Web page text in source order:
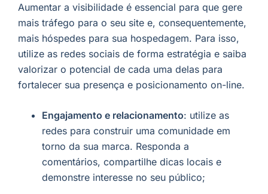
Aumentar a visibilidade é essencial para que gere
mais tráfego para o seu site e, consequentemente,
mais hóspedes para sua hospedagem. Para isso,
utilize as redes sociais de forma estratégia e saiba
valorizar o potencial de cada uma delas para
fortalecer sua presença e posicionamento on-line.
Engajamento e relacionamento: utilize as
redes para construir uma comunidade em
torno da sua marca. Responda a
comentários, compartilhe dicas locais e
demonstre interesse no seu público;